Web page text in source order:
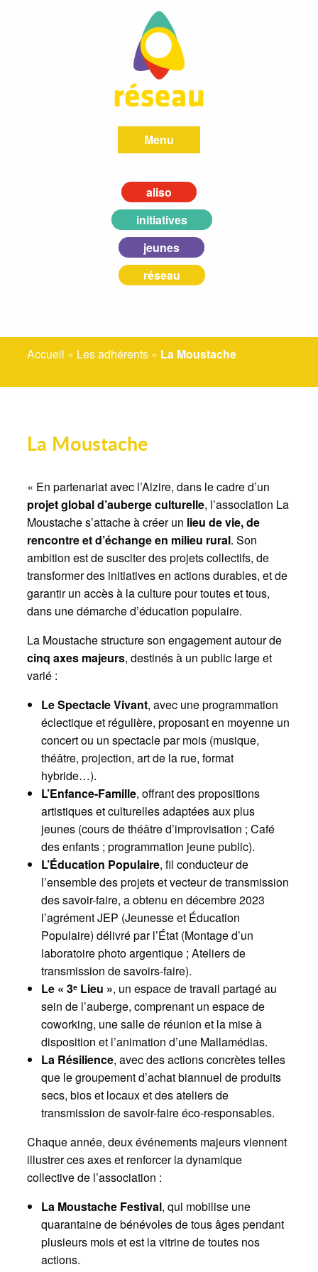
Menu
aliso
initiatives
jeunes
réseau
Accueil » Les adhérents » La Moustache
La Moustache
« En partenariat avec l’Alzire, dans le cadre d’un
projet global d’auberge culturelle, l’association La
Moustache s’attache à créer un lieu de vie, de
rencontre et d’échange en milieu rural. Son
ambition est de susciter des projets collectifs, de
transformer des initiatives en actions durables, et de
garantir un accès à la culture pour toutes et tous,
dans une démarche d’éducation populaire.
La Moustache structure son engagement autour de
cinq axes majeurs, destinés à un public large et
varié :
Le Spectacle Vivant, avec une programmation
éclectique et régulière, proposant en moyenne un
concert ou un spectacle par mois (musique,
théâtre, projection, art de la rue, format
hybride…).
L’Enfance-Famille, offrant des propositions
artistiques et culturelles adaptées aux plus
jeunes (cours de théâtre d’improvisation ; Café
des enfants ; programmation jeune public).
L’Éducation Populaire, fil conducteur de
l’ensemble des projets et vecteur de transmission
des savoir-faire, a obtenu en décembre 2023
l’agrément JEP (Jeunesse et Éducation
Populaire) délivré par l’État (Montage d’un
laboratoire photo argentique ; Ateliers de
transmission de savoirs-faire).
Le « 3ᵉ Lieu », un espace de travail partagé au
sein de l’auberge, comprenant un espace de
coworking, une salle de réunion et la mise à
disposition et l’animation d’une Mallamédias.
La Résilience, avec des actions concrètes telles
que le groupement d’achat biannuel de produits
secs, bios et locaux et des ateliers de
transmission de savoir-faire éco-responsables.
Chaque année, deux événements majeurs viennent
illustrer ces axes et renforcer la dynamique
collective de l’association :
La Moustache Festival, qui mobilise une
quarantaine de bénévoles de tous âges pendant
plusieurs mois et est la vitrine de toutes nos
actions.